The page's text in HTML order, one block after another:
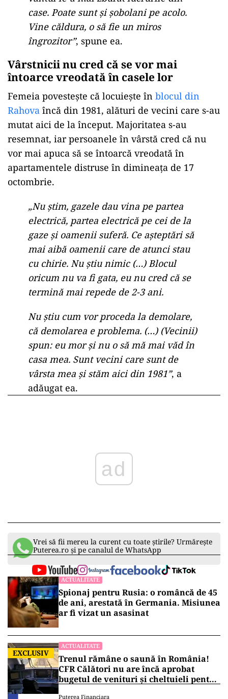
case. Poate sunt și șobolani pe acolo.
Vine căldura, o să fie un miros
îngrozitor”, spune ea.
Vârstnicii nu cred că se vor mai
întoarce vreodată în casele lor
Femeia povestește că locuiește în blocul din
Rahova încă din 1981, alături de vecini care s-au
mutat aici de la început. Majoritatea s-au
resemnat, iar persoanele în vârstă cred că nu
vor mai apuca să se întoarcă vreodată în
apartamentele distruse în dimineața de 17
octombrie.
„Nu știm, gazele dau vina pe partea
electrică, partea electrică pe cei de la
gaze și oamenii suferă. Ce așteptări să
mai aibă oamenii care de atunci stau
cu chirie. Nu știu nimic (…) Blocul
oricum nu va fi gata, eu nu cred că se
termină mai repede de 2-3 ani.
Nu știu cum vor proceda la demolare,
că demolarea e problema. (…) (Vecinii)
spun: eu mor și nu o să mă mai văd în
casa mea. Sunt vecini care sunt de
vârsta mea și stăm aici din 1981”, a
adăugat ea.
ad
Vrei să fii mereu la curent cu toate știrile? Urmărește
Puterea.ro și pe canalul de WhatsApp
ACTUALITATE
Spionaj pentru Rusia: o româncă de 45
de ani, arestată în Germania. Misiunea
ar fi vizat un asasinat
EXCLUSIV
ACTUALITATE
Trenul rămâne o saună în România!
CFR Călători nu are încă aprobat
bugetul de venituri și cheltuieli pentru
Puterea Financiara